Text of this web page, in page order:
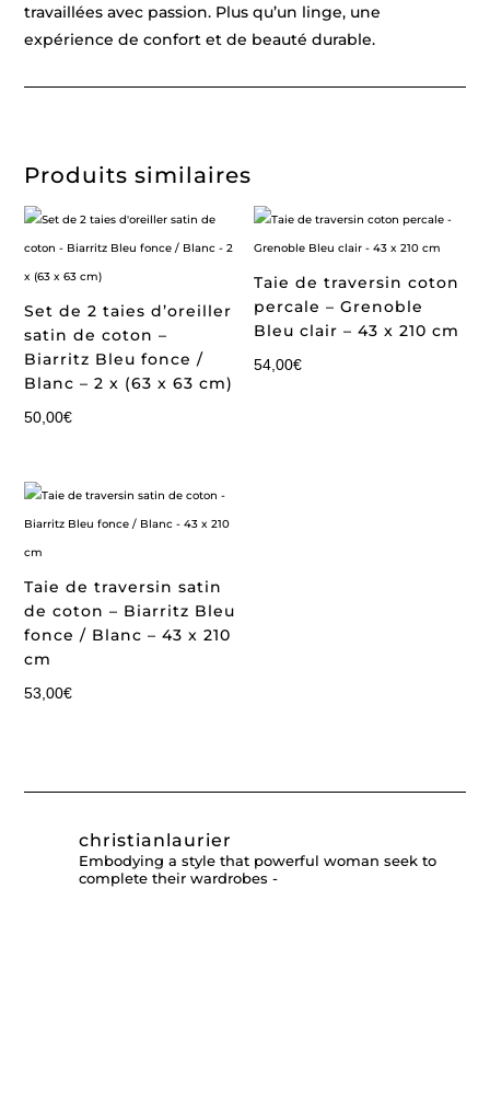
travaillées avec passion. Plus qu’un linge, une
expérience de confort et de beauté durable.
Produits similaires
Set de 2 taies d’oreiller
satin de coton –
Biarritz Bleu fonce /
Blanc – 2 x (63 x 63 cm)
50,00€
Taie de traversin coton
percale – Grenoble
Bleu clair – 43 x 210 cm
54,00€
Taie de traversin satin
de coton – Biarritz Bleu
fonce / Blanc – 43 x 210
cm
53,00€
christianlaurier
Embodying a style that powerful woman seek to
complete their wardrobes -